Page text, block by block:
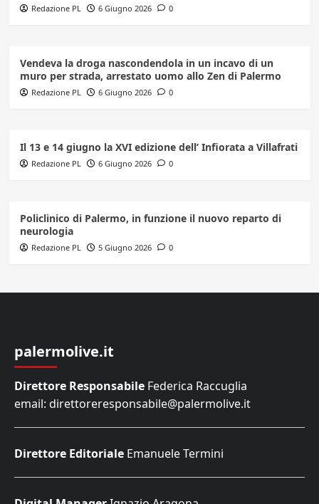
Redazione PL 6 Giugno 2026 0
Vendeva la droga nascondendola in un incavo di un
muro per strada, arrestato uomo allo Zen di Palermo
Redazione PL 6 Giugno 2026 0
Il 13 e 14 giugno la XVI edizione dell’ Infiorata a Villafrati
Redazione PL 6 Giugno 2026 0
Policlinico di Palermo, in funzione il nuovo reparto di
neurologia
Redazione PL 5 Giugno 2026 0
palermolive.it
Direttore Responsabile Federica Raccuglia
email: direttoreresponsabile@palermolive.it
Direttore Editoriale Emanuele Termini